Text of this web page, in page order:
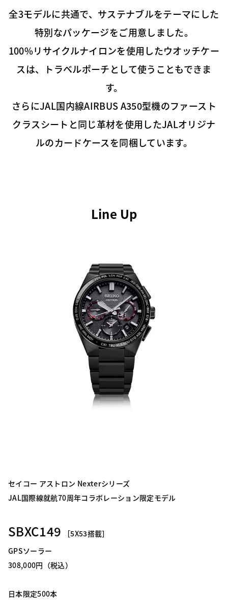
全3モデルに共通で、サステナブルをテーマにした
特別なパッケージをご用意しました。
100%リサイクルナイロンを使用したウオッチケー
スは、トラベルポーチとして使うこともできま
す。
さらにJAL国内線AIRBUS A350型機のファースト
クラスシートと同じ革材を使用したJALオリジナ
ルのカードケースを同梱しています。
Line Up
セイコー アストロン Nexterシリーズ
JAL国際線就航70周年コラボレーション限定モデル
SBXC149 ［5X53搭載］
GPSソーラー
308,000円（税込）
日本限定500本